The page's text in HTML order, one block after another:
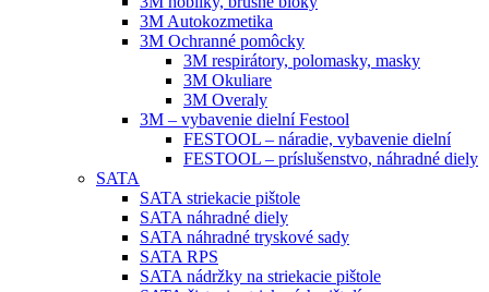
3M Autokozmetika
3M Ochranné pomôcky
3M respirátory, polomasky, masky
3M Okuliare
3M Overaly
3M – vybavenie dielní Festool
FESTOOL – náradie, vybavenie dielní
FESTOOL – príslušenstvo, náhradné diely
SATA
SATA striekacie pištole
SATA náhradné diely
SATA náhradné tryskové sady
SATA RPS
SATA nádržky na striekacie pištole